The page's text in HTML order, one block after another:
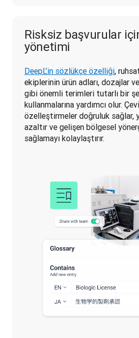
Risksiz başvurular
yönetimi
DeepL’in sözlükçe özelliği,
ekiplerinin ürün adları, dozajlar
gibi önemli terimleri tutarlı bir
kullanmalarına yardımcı olur.
özelleştirmeler doğruluk sağlar,
azaltır ve gelişen bölgesel
sağlamayı kolaylaştırır.